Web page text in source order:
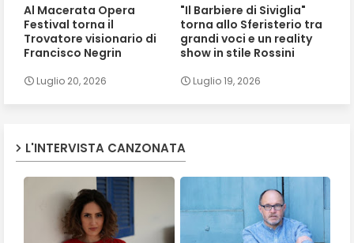
Al Macerata Opera
Festival torna il
Trovatore visionario di
Francisco Negrin
Luglio 20, 2026
"Il Barbiere di Siviglia"
torna allo Sferisterio tra
grandi voci e un reality
show in stile Rossini
Luglio 19, 2026
L'INTERVISTA CANZONATA